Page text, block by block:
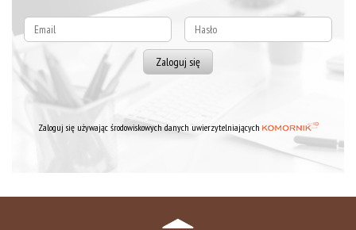
Zaloguj się używając środowiskowych danych uwierzytelniających